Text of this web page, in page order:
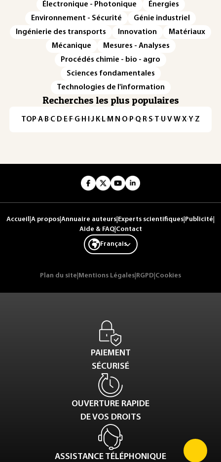
Électronique - Photonique
Énergies
Environnement - Sécurité
Génie industriel
Ingénierie des transports
Innovation
Matériaux
Mécanique
Mesures - Analyses
Procédés chimie - bio - agro
Sciences fondamentales
Technologies de l'information
Recherches les plus populaires
TOP·A·B·C·D·E·F·G·H·I·J·K·L·M·N·O·P·Q·R·S·T·U·V·W·X·Y·Z
Accueil A propos Annuaire auteurs Experts scientifiques Publicité
Aide & FAQ| Contact
Français
Plan du site Mentions Légales RGPD Cookies
PAIEMENT
SÉCURISÉ
OUVERTURE RAPIDE
DE VOS DROITS
ASSISTANCE TÉLÉPHONIQUE